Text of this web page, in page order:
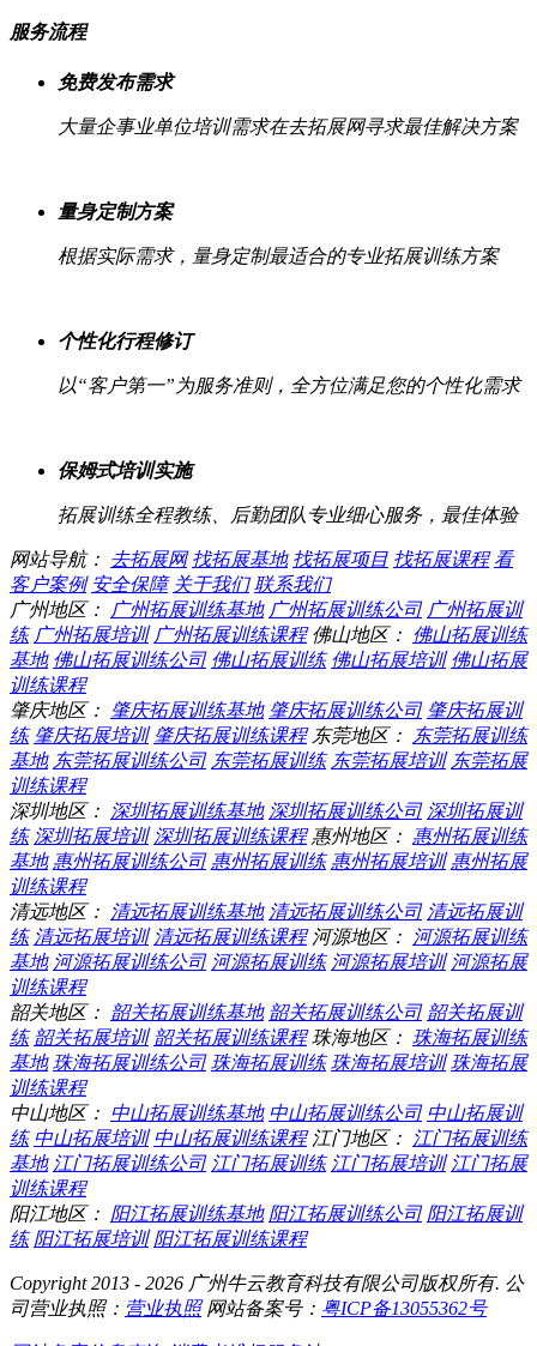
服务流程
免费发布需求
大量企事业单位培训需求在去拓展网寻求最佳解决方案
量身定制方案
根据实际需求，量身定制最适合的专业拓展训练方案
个性化行程修订
以“客户第一”为服务准则，全方位满足您的个性化需求
保姆式培训实施
拓展训练全程教练、后勤团队专业细心服务，最佳体验
网站导航： 去拓展网 找拓展基地 找拓展项目 找拓展课程 看
客户案例 安全保障 关于我们 联系我们
广州地区：
广州拓展训练基地 广州拓展训练公司 广州拓展训
练 广州拓展培训 广州拓展训练课程 佛山地区： 佛山拓展训练
基地 佛山拓展训练公司 佛山拓展训练 佛山拓展培训 佛山拓展
训练课程
肇庆地区：
肇庆拓展训练基地 肇庆拓展训练公司 肇庆拓展训
练 肇庆拓展培训 肇庆拓展训练课程 东莞地区：
东莞拓展训练
基地 东莞拓展训练公司 东莞拓展训练 东莞拓展培训 东莞拓展
训练课程
深圳地区：
深圳拓展训练基地 深圳拓展训练公司 深圳拓展训
练 深圳拓展培训 深圳拓展训练课程 惠州地区： 惠州拓展训练
基地 惠州拓展训练公司 惠州拓展训练 惠州拓展培训 惠州拓展
训练课程
清远地区：
清远拓展训练基地 清远拓展训练公司 清远拓展训
练 清远拓展培训 清远拓展训练课程 河源地区：
河源拓展训练
基地 河源拓展训练公司 河源拓展训练 河源拓展培训 河源拓展
训练课程
韶关地区： 韶关拓展训练基地 韶关拓展训练公司 韶关拓展训
练 韶关拓展培训 韶关拓展训练课程 珠海地区： 珠海拓展训练
基地 珠海拓展训练公司 珠海拓展训练 珠海拓展培训 珠海拓展
训练课程
中山地区： 中山拓展训练基地 中山拓展训练公司 中山拓展训
练 中山拓展培训 中山拓展训练课程 江门地区：
江门拓展训练
基地 江门拓展训练公司 江门拓展训练 江门拓展培训 江门拓展
训练课程
阳江地区： 阳江拓展训练基地 阳江拓展训练公司 阳江拓展训
练 阳江拓展培训 阳江拓展训练课程
Copyright 2013 - 2026 广州牛云教育科技有限公司版权所有. 公
司营业执照： 营业执照网站备案号： 粤ICP备13055362号